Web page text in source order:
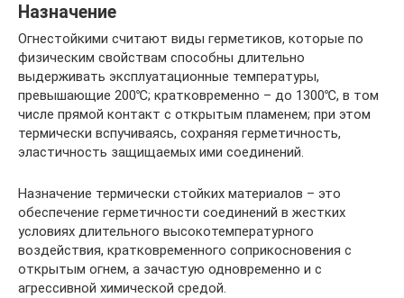
Назначение
Огнестойкими считают виды герметиков, которые по
физическим свойствам способны длительно
выдерживать эксплуатационные температуры,
превышающие 200℃; кратковременно – до 1300℃, в том
числе прямой контакт с открытым пламенем; при этом
термически вспучиваясь, сохраняя герметичность,
эластичность защищаемых ими соединений.
Назначение термически стойких материалов – это
обеспечение герметичности соединений в жестких
условиях длительного высокотемпературного
воздействия, кратковременного соприкосновения с
открытым огнем, а зачастую одновременно и с
агрессивной химической средой.